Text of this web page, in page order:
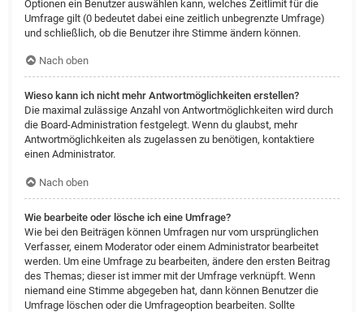
Optionen ein Benutzer auswählen kann, welches Zeitlimit für die
Umfrage gilt (0 bedeutet dabei eine zeitlich unbegrenzte Umfrage)
und schließlich, ob die Benutzer ihre Stimme ändern können.
Nach oben
Wieso kann ich nicht mehr Antwortmöglichkeiten erstellen?
Die maximal zulässige Anzahl von Antwortmöglichkeiten wird durch
die Board-Administration festgelegt. Wenn du glaubst, mehr
Antwortmöglichkeiten als zugelassen zu benötigen, kontaktiere
einen Administrator.
Nach oben
Wie bearbeite oder lösche ich eine Umfrage?
Wie bei den Beiträgen können Umfragen nur vom ursprünglichen
Verfasser, einem Moderator oder einem Administrator bearbeitet
werden. Um eine Umfrage zu bearbeiten, ändere den ersten Beitrag
des Themas; dieser ist immer mit der Umfrage verknüpft. Wenn
niemand eine Stimme abgegeben hat, dann können Benutzer die
Umfrage löschen oder die Umfrageoption bearbeiten. Sollte